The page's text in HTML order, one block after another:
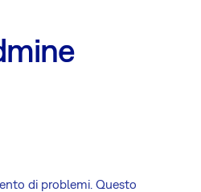
di problemi. Questo